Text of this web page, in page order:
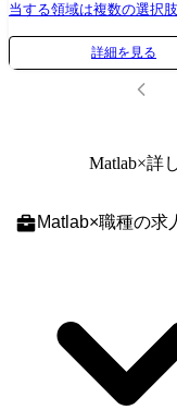
当する領域は複数の選択
最適なチーム・領域を提
を一元管理して全社で共
算、債権管理といった、
サービス ・Contract
ぎ、企業の利益を守る、
解消、グローバル展開な
ーズにあります。 具体的な業務 テックリード/アーキテクトとしてプロ
ダクト価値を最速かつ高
ー設計・基盤改善をリー
詳細を見る
Matlab×詳
Matlab×職種の求